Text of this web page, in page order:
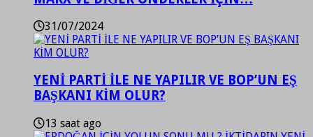
31/07/2024
YENİ PARTİ İLE NE YAPILIR VE BOP’UN EŞ
BAŞKANI KİM OLUR?
13 saat ago